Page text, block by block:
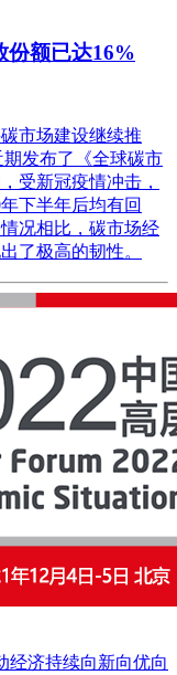
份额已达16%
市场建设继续推
发布了《全球碳市
受新冠疫情冲击，
下半年后均有回
况相比，碳市场经
了极高的韧性。
经济持续向新向优向